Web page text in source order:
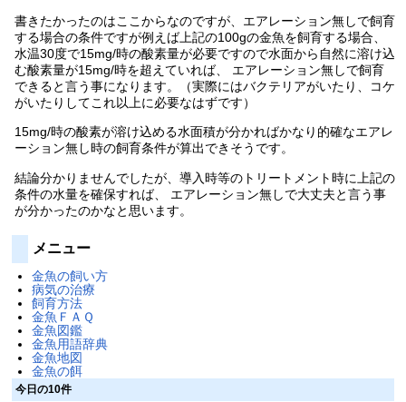
書きたかったのはここからなのですが、エアレーション無しで飼育
する場合の条件ですが例えば上記の100gの金魚を飼育する場合、
水温30度で15mg/時の酸素量が必要ですので水面から自然に溶け込
む酸素量が15mg/時を超えていれば、 エアレーション無しで飼育
できると言う事になります。（実際にはバクテリアがいたり、コケ
がいたりしてこれ以上に必要なはずです）
15mg/時の酸素が溶け込める水面積が分かればかなり的確なエアレ
ーション無し時の飼育条件が算出できそうです。
結論分かりませんでしたが、導入時等のトリートメント時に上記の
条件の水量を確保すれば、 エアレーション無しで大丈夫と言う事
が分かったのかなと思います。
メニュー
金魚の飼い方
病気の治療
飼育方法
金魚ＦＡＱ
金魚図鑑
金魚用語辞典
金魚地図
金魚の餌
今日の10件